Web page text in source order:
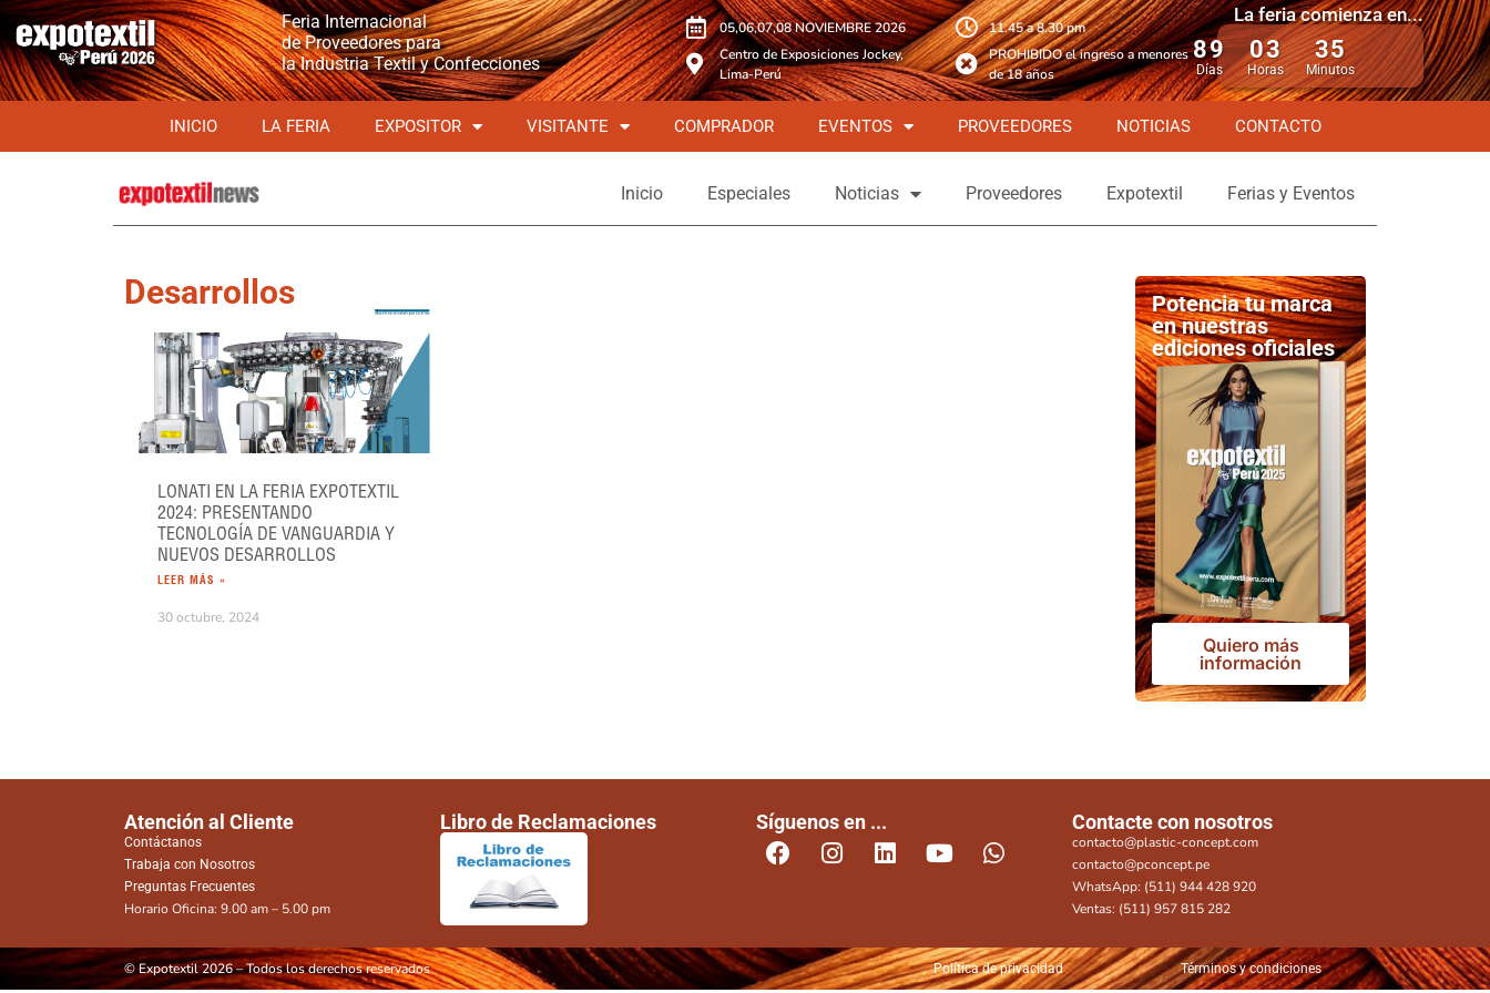
Feria Internacional
de Proveedores para
la Industria Textil y Confecciones
05,06,07,08 NOVIEMBRE 2026
Centro de Exposiciones Jockey,
Lima-Perú
11.45 a 8.30 pm
PROHIBIDO el ingreso a menores
de 18 años
La feria comienza en...
89
Días
03
Horas
35
Minutos
INICIO LA FERIA EXPOSITOR VISITANTE COMPRADOR EVENTOS PROVEEDORES NOTICIAS CONTACTO
Inicio Especiales Noticias Proveedores Expotextil Ferias y Eventos
Desarrollos
LONATI EN LA FERIA EXPOTEXTIL
2024: PRESENTANDO
TECNOLOGÍA DE VANGUARDIA Y
NUEVOS DESARROLLOS
LEER MÁS »
30 octubre, 2024
Potencia tu marca
en nuestras
ediciones oficiales
Quiero más
información
Atención al Cliente
Contáctanos
Trabaja con Nosotros
Preguntas Frecuentes
Horario Oficina: 9.00 am – 5.00 pm
Libro de Reclamaciones Síguenos en ... Contacte con nosotros
contacto@plastic-concept.com
contacto@pconcept.pe
WhatsApp: (511) 944 428 920
Ventas: (511) 957 815 282
© Expotextil 2026 – Todos los derechos reservados Política de privacidad Términos y condiciones